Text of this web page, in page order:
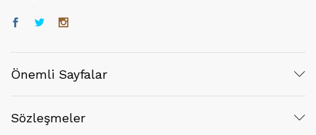
Önemli Sayfalar
Sözleşmeler